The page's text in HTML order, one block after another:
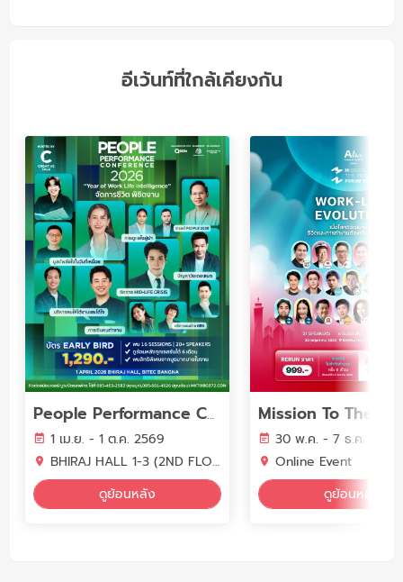
อีเว้นท์ที่ใกล้เคียงกัน
People Performance Conference (PPC2026) - YEAR OF WORK LIFE INTELLIGENCE
1 เม.ย. - 1 ต.ค. 2569
BHIRAJ HALL 1-3 (2ND FLOOR) BITEC BANGNA
ดูย้อนหลัง
30 พ.ค. - 7 ธ.ค. 2569
Online Event
ดูย้อนหลัง